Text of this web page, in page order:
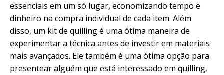
essenciais em um só lugar, economizando tempo e
dinheiro na compra individual de cada item. Além
disso, um kit de quilling é uma ótima maneira de
experimentar a técnica antes de investir em materiais
mais avançados. Ele também é uma ótima opção para
presentear alguém que está interessado em quilling,